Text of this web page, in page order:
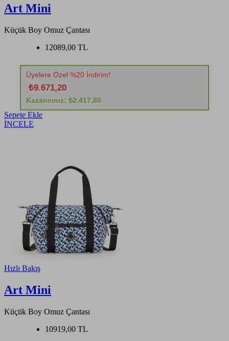
Art Mini
Küçük Boy Omuz Çantası
12089,00 TL
Üyelere Özel %20 İndirim!
₺9.671,20
Kazancınız: ₺2.417,80
Sepete Ekle
İNCELE
Hızlı Bakış
Art Mini
Küçük Boy Omuz Çantası
10919,00 TL